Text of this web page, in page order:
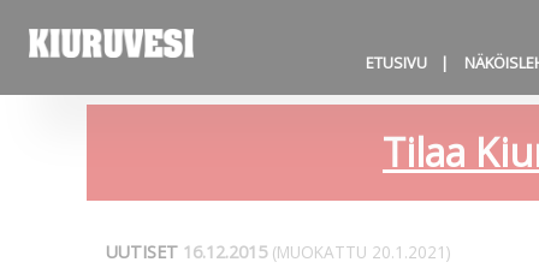
ETUSIVU
Tilaa
UUTISET 16.12.2015 (MUOKATTU 20.1.2021)